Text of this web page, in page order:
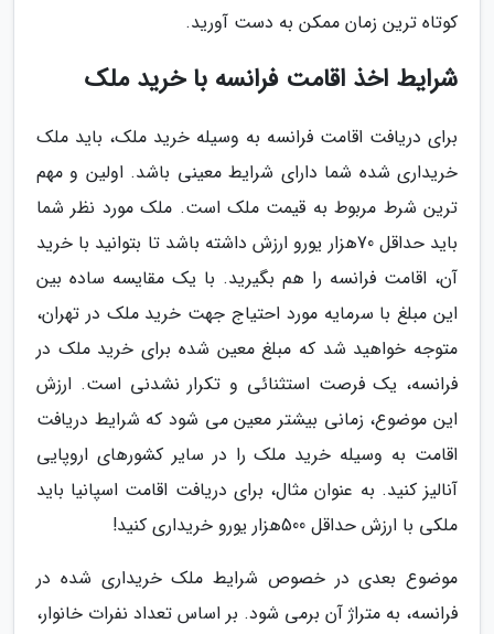
کوتاه ترین زمان ممکن به دست آورید.
شرایط اخذ اقامت فرانسه با خرید ملک
برای دریافت اقامت فرانسه به وسیله خرید ملک، باید ملک
خریداری شده شما دارای شرایط معینی باشد. اولین و مهم
ترین شرط مربوط به قیمت ملک است. ملک مورد نظر شما
باید حداقل 70هزار یورو ارزش داشته باشد تا بتوانید با خرید
آن، اقامت فرانسه را هم بگیرید. با یک مقایسه ساده بین
این مبلغ با سرمایه مورد احتیاج جهت خرید ملک در تهران،
متوجه خواهید شد که مبلغ معین شده برای خرید ملک در
فرانسه، یک فرصت استثنائی و تکرار نشدنی است. ارزش
این موضوع، زمانی بیشتر معین می شود که شرایط دریافت
اقامت به وسیله خرید ملک را در سایر کشورهای اروپایی
آنالیز کنید. به عنوان مثال، برای دریافت اقامت اسپانیا باید
ملکی با ارزش حداقل 500هزار یورو خریداری کنید!
موضوع بعدی در خصوص شرایط ملک خریداری شده در
فرانسه، به متراژ آن برمی شود. بر اساس تعداد نفرات خانوار،